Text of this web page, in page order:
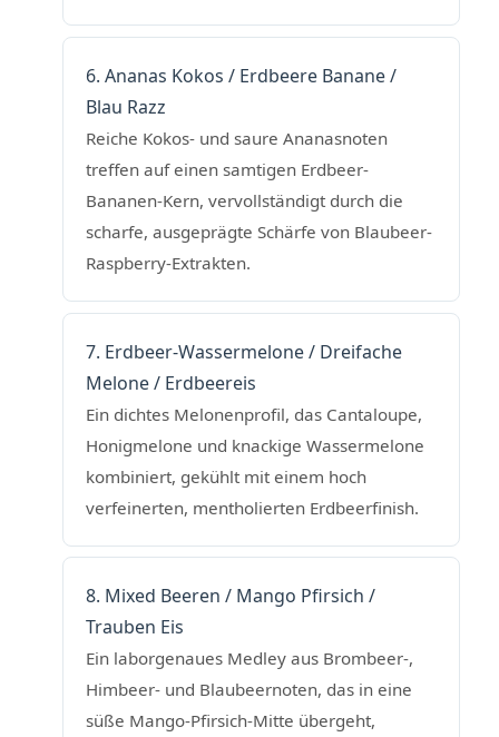
6. Ananas Kokos / Erdbeere Banane /
Blau Razz
Reiche Kokos- und saure Ananasnoten
treffen auf einen samtigen Erdbeer-
Bananen-Kern, vervollständigt durch die
scharfe, ausgeprägte Schärfe von Blaubeer-
Raspberry-Extrakten.
7. Erdbeer-Wassermelone / Dreifache
Melone / Erdbeereis
Ein dichtes Melonenprofil, das Cantaloupe,
Honigmelone und knackige Wassermelone
kombiniert, gekühlt mit einem hoch
verfeinerten, mentholierten Erdbeerfinish.
8. Mixed Beeren / Mango Pfirsich /
Trauben Eis
Ein laborgenaues Medley aus Brombeer-,
Himbeer- und Blaubeernoten, das in eine
süße Mango-Pfirsich-Mitte übergeht,